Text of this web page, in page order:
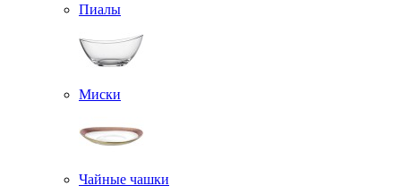
Пиалы
Миски
Чайные чашки